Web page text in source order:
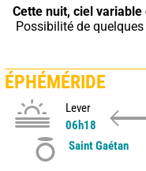
Cette nuit, ciel variable
Possibilité de
ÉPHÉMÉRIDE
Lever
06h18
Saint Gaétan